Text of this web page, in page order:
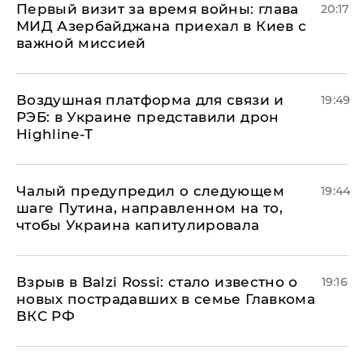
Первый визит за время войны: глава
МИД Азербайджана приехал в Киев с
важной миссией
20:17
Воздушная платформа для связи и
РЭБ: в Украине представили дрон
Highline-T
19:49
Чалый предупредил о следующем
шаге Путина, направленном на то,
чтобы Украина капитулировала
19:44
Взрыв в Balzi Rossi: стало известно о
новых пострадавших в семье Главкома
ВКС РФ
19:16